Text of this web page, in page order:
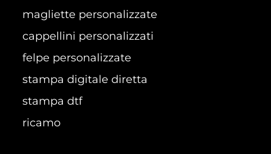
magliette personalizzate
cappellini personalizzati
felpe personalizzate
stampa digitale diretta
stampa dtf
ricamo